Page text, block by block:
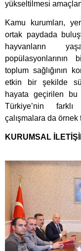
yükseltilmesi
Kamu kurumları,
ortak paydada
hayvanların
toplum sağlığının
etkin bir şekilde
hayata geçirilen bu
Türkiye’nin
çalışmalara da
KURUMSAL